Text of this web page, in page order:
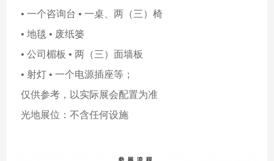
• 一个咨询台 • 一桌、两（三）椅
• 地毯 • 废纸篓
• 公司楣板 • 两（三）面墙板
• 射灯 • 一个电源插座等；
仅供参考，以实际展会配置为准
光地展位：不含任何设施